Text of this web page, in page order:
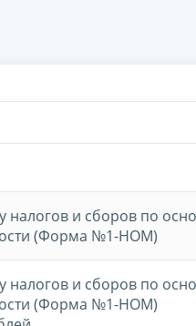
налогов и сборов по
(Форма №1-НОМ)
налогов и сборов по
(Форма №1-НОМ)